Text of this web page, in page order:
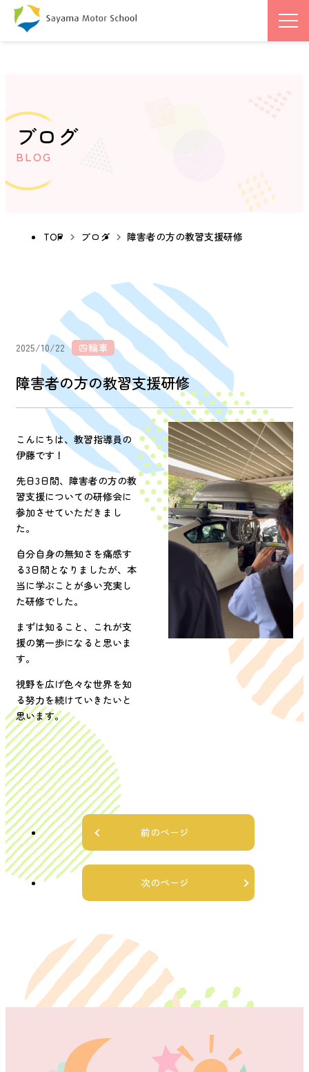
ブログ
BLOG
TOP ブログ 障害者の方の教習支援研修
2025/10/22 四輪車
障害者の方の教習支援研修
こんにちは、教習指導員の
伊藤です！
先日3日間、障害者の方の教
習支援についての研修会に
参加させていただきまし
た。
自分自身の無知さを痛感す
る3日間となりましたが、本
当に学ぶことが多い充実し
た研修でした。
まずは知ること、これが支
援の第一歩になると思いま
す。
視野を広げ色々な世界を知
る努力を続けていきたいと
思います。
前のページ
次のページ